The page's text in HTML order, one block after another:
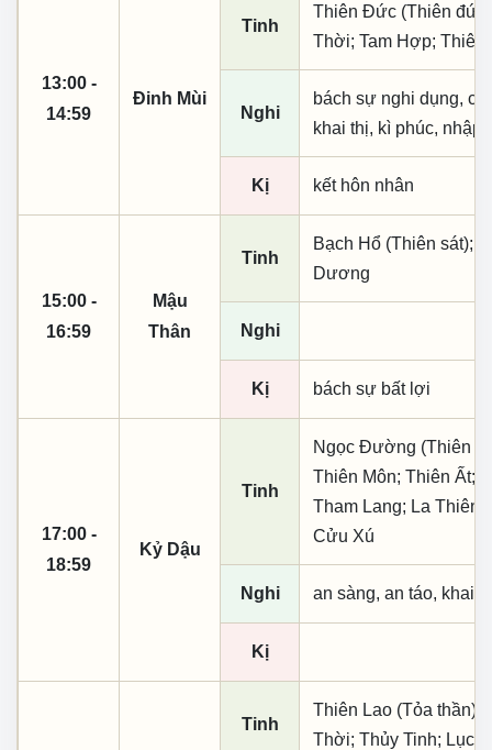
13:00 -
14:59
Đinh Mùi
Tinh
Thiên Đức (Thiên
Thời; Tam Hợp; Thiên
Nghi
bách sự nghi dụng,
khai thị, kì phúc, nhập
Kị kết hôn nhân
15:00 -
16:59
Mậu
Thân
Tinh
Bạch Hổ (Thiên sát);
Dương
Nghi
Kị bách sự bất lợi
17:00 -
18:59
Kỷ Dậu
Tinh
Ngọc Đường (Thiên
Thiên Môn; Thiên Ất;
Tham Lang; La Thiên
Cửu Xú
Nghi an sàng, an táo, khai
Kị
Tinh
Thiên Lao (Tỏa thần);
Thời; Thủy Tinh; Lục